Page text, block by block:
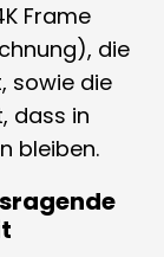
Frame
die
sowie die
dass in
bleiben.